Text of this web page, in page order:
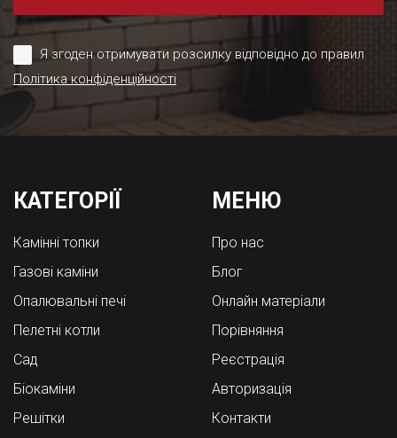
Я згоден отримувати розсилку відповідно до правил
Політика конфіденційності
КАТЕГОРІЇ
Камінні топки
Газові каміни
Опалювальні печі
Пелетні котли
Cад
Біокаміни
Решітки
МЕНЮ
Про нас
Блог
Онлайн матеріали
Порівняння
Реєстрація
Авторизація
Контакти